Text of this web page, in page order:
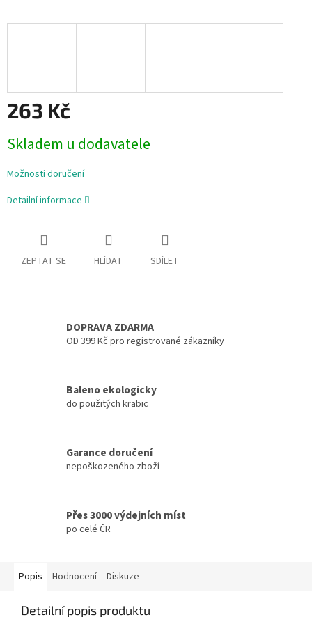
263 Kč
cena:
Skladem u dodavatele
Možnosti doručení
Detailní informace
ZEPTAT SE HLÍDAT SDÍLET
DOPRAVA ZDARMA
OD 399 Kč pro registrované zákazníky
Baleno ekologicky
do použitých krabic
Garance doručení
nepoškozeného zboží
Přes 3000 výdejních míst
po celé ČR
Popis Hodnocení Diskuze
Detailní popis produktu